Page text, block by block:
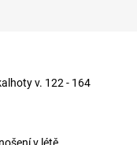
v. 122 - 164